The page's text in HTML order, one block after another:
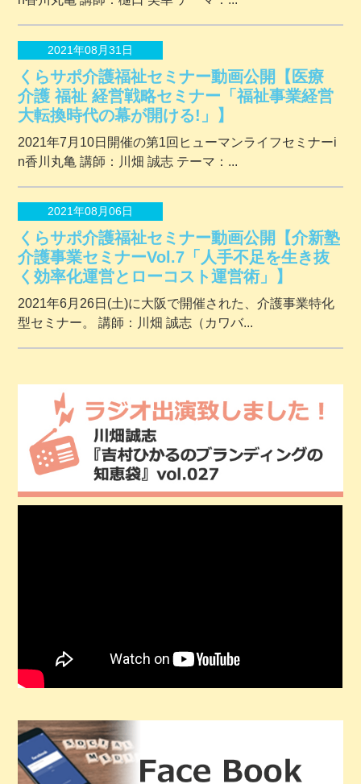
2021年08月31日
くらサポ介護福祉セミナー動画公開【医療
介護 福祉 経営戦略セミナー「福祉事業経営
大転換時代の幕が開ける!」】
2021年7月10日開催の第1回ヒューマンライフセミナーi
n香川丸亀 講師：川畑 誠志 テーマ：...
2021年08月06日
くらサポ介護福祉セミナー動画公開【介新塾
介護事業セミナーVol.7「人手不足を生き抜
く効率化運営とローコスト運営術」】
2021年6月26日(土)に大阪で開催された、介護事業特化
型セミナー。 講師：川畑 誠志（カワバ...